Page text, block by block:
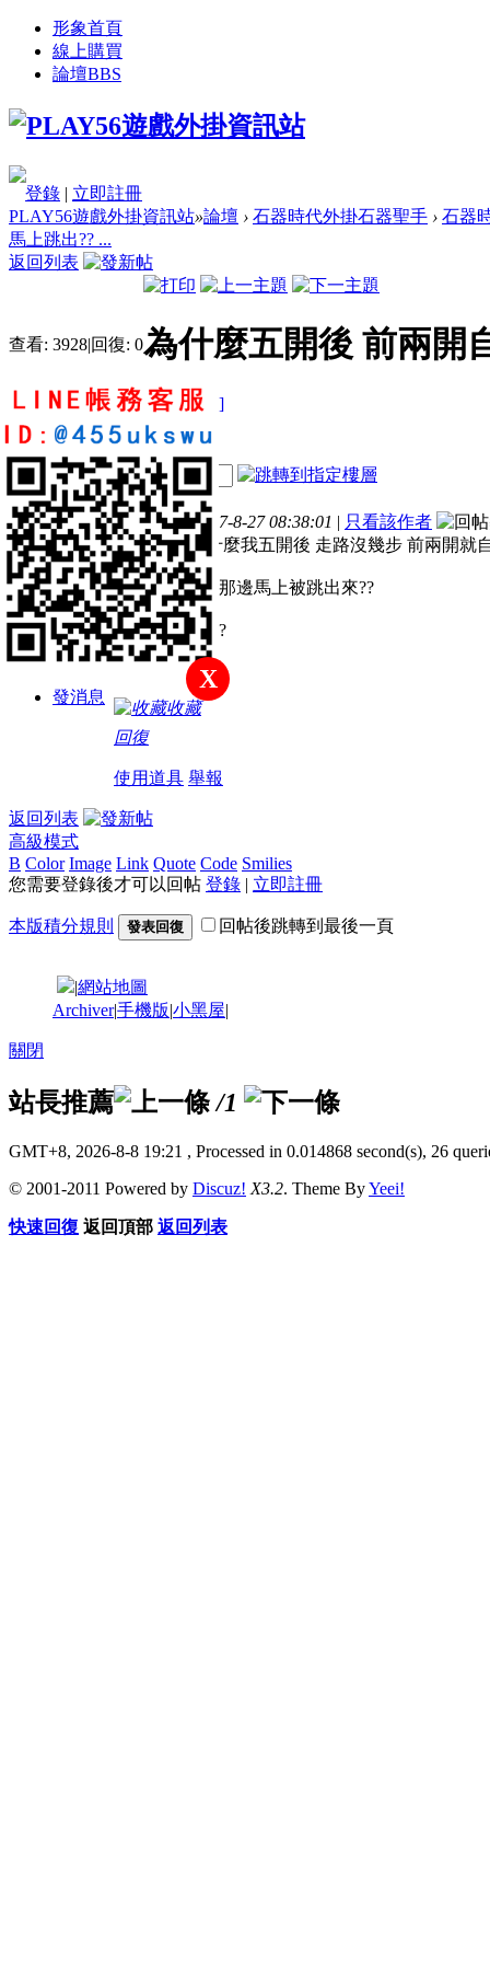
形象首頁
線上購買
論壇BBS
登錄 | 立即註冊
PLAY56遊戲外掛資訊站»論壇 › 石器時代外掛石器聖手 › 石器
馬上跳出?? ...
返回列表
查看: 3928|回復: 0為什麼五開後 前兩開
[複製鏈接]
symddd50
2
主題
3
帖子
12
積分
新手上路
積分
12
發消息
電梯直達
樓主
發表於 2017-8-27 08:38:01 | 只看該作者
請問一下 為什麼我五開後 走路沒幾步 前兩開
登入進去人物那邊馬上被跳出來??
這怎麼回事>??
收藏
回復
使用道具 舉報
返回列表
高級模式
B Color Image Link Quote Code Smilies
您需要登錄後才可以回帖 登錄 | 立即註冊
本版積分規則 發表回復 回帖後跳轉到最後一頁
X
|網站地圖
Archiver|手機版|小黑屋|
關閉
站長推薦 /1
GMT+8, 2026-8-8 19:21 , Processed in 0.014868 second(s), 26
© 2001-2011 Powered by Discuz! X3.2. Theme ByYeei!
快速回復 返回頂部 返回列表